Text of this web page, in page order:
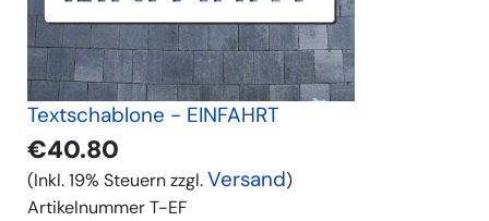
Textschablone - EINFAHRT
€40.80
(Inkl. 19% Steuern zzgl.Versand)
ArtikelnummerT-EF